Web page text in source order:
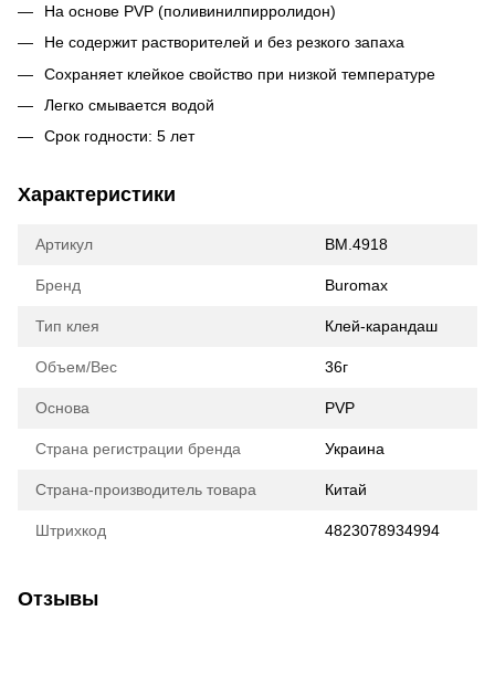
На основе PVР (поливинилпирролидон)
Не содержит растворителей и без резкого запаха
Сохраняет клейкое свойство при низкой температуре
Легко смывается водой
Срок годности: 5 лет
Характеристики
Артикул BM.4918
Бренд Buromax
Тип клея Клей-карандаш
Объем/Вес 36г
Основа PVP
Страна регистрации бренда Украина
Страна-производитель товара Китай
Штрихкод 4823078934994
Отзывы